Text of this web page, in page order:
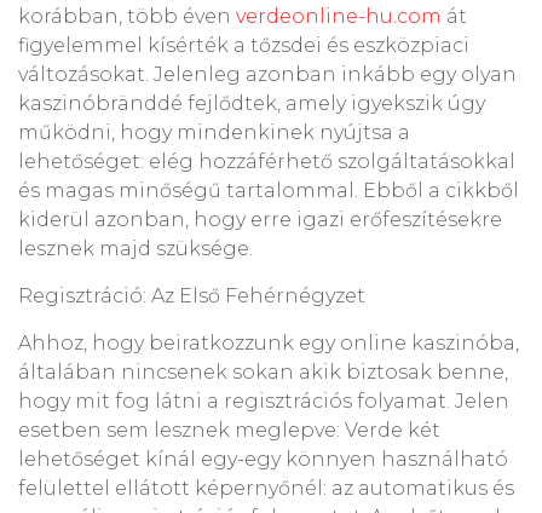
korábban, több éven verdeonline-hu.com át
figyelemmel kísérték a tőzsdei és eszközpiaci
változásokat. Jelenleg azonban inkább egy olyan
kaszinóbränddé fejlődtek, amely igyekszik úgy
működni, hogy mindenkinek nyújtsa a
lehetőséget: elég hozzáférhető szolgáltatásokkal
és magas minőségű tartalommal. Ebből a cikkből
kiderül azonban, hogy erre igazi erőfeszítésekre
lesznek majd szüksége.
Regisztráció: Az Első Fehérnégyzet
Ahhoz, hogy beiratkozzunk egy online kaszinóba,
általában nincsenek sokan akik biztosak benne,
hogy mit fog látni a regisztrációs folyamat. Jelen
esetben sem lesznek meglepve: Verde két
lehetőséget kínál egy-egy könnyen használható
felülettel ellátott képernyőnél: az automatikus és